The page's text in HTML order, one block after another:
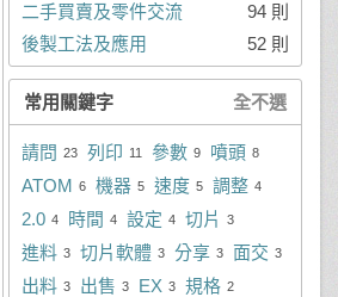
94 則
二手買賣及零件交流
52 則
後製工法及應用
全不選
常用關鍵字
23
請問 11
列印 9
參數 8
噴頭
6
ATOM 5
機器 5
速度 4
調整
4
2.0 4
時間 4
設定 3
切片
3
進料 3
切片軟體 3
分享 3
面交
3
出料 3
出售 3
EX 2
規格